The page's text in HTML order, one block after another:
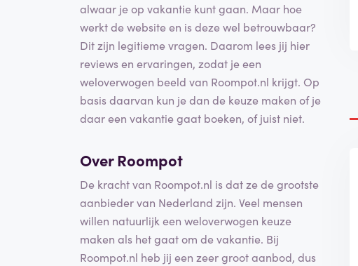
alwaar je op vakantie kunt gaan. Maar hoe
werkt de website en is deze wel betrouwbaar?
Dit zijn legitieme vragen. Daarom lees jij hier
reviews en ervaringen, zodat je een
weloverwogen beeld van Roompot.nl krijgt. Op
basis daarvan kun je dan de keuze maken of je
daar een vakantie gaat boeken, of juist niet.
Over Roompot
De kracht van Roompot.nl is dat ze de grootste
aanbieder van Nederland zijn. Veel mensen
willen natuurlijk een weloverwogen keuze
maken als het gaat om de vakantie. Bij
Roompot.nl heb jij een zeer groot aanbod, dus